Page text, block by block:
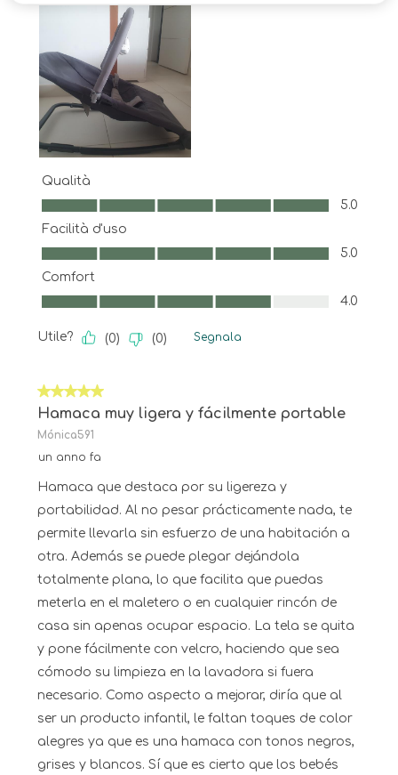
Qualità
Qualità, 5.0 su 5
5.0
Facilità d'uso
Facilità d'uso, 5.0 su 5
5.0
Comfort
Comfort, 4.0 su 5
4.0
Utile? (0) (0) Segnala
5 su 5 stelle.
Hamaca muy ligera y fácilmente portable
Mónica591
un anno fa
Hamaca que destaca por su ligereza y
portabilidad. Al no pesar prácticamente nada, te
permite llevarla sin esfuerzo de una habitación a
otra. Además se puede plegar dejándola
totalmente plana, lo que facilita que puedas
meterla en el maletero o en cualquier rincón de
casa sin apenas ocupar espacio. La tela se quita
y pone fácilmente con velcro, haciendo que sea
cómodo su limpieza en la lavadora si fuera
necesario. Como aspecto a mejorar, diría que al
ser un producto infantil, le faltan toques de color
alegres ya que es una hamaca con tonos negros,
grises y blancos. Sí que es cierto que los bebés